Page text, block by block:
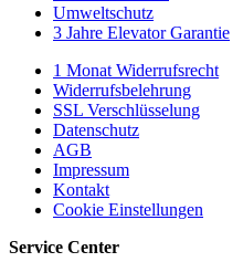
Umweltschutz
3 Jahre Elevator Garantie
1 Monat Widerrufsrecht
Widerrufsbelehrung
SSL Verschlüsselung
Datenschutz
AGB
Impressum
Kontakt
Cookie Einstellungen
Service Center